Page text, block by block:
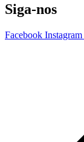
Siga-nos
Facebook Instagram